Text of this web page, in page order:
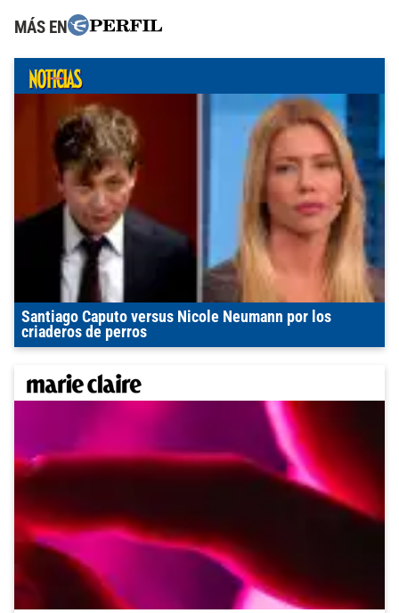
MÁS EN
Santiago Caputo versus Nicole Neumann por los
criaderos de perros